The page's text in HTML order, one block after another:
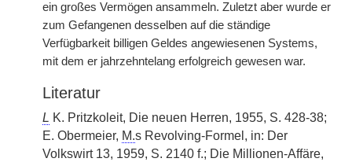
ein großes Vermögen ansammeln. Zuletzt aber wurde er
zum Gefangenen desselben auf die ständige
Verfügbarkeit billigen Geldes angewiesenen Systems,
mit dem er jahrzehntelang erfolgreich gewesen war.
Literatur
L K. Pritzkoleit, Die neuen Herren, 1955, S. 428-38;
E. Obermeier, M.s Revolving-Formel, in: Der
Volkswirt 13, 1959, S. 2140 f.; Die Millionen-Affäre,